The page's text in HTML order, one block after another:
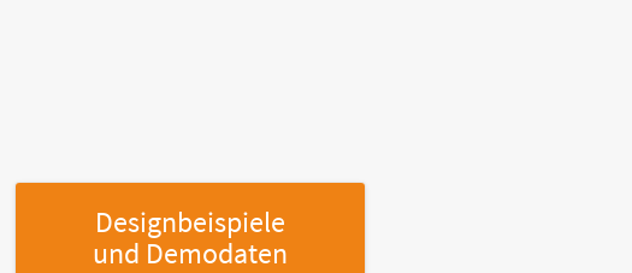
Designbeispiele
und Demodaten